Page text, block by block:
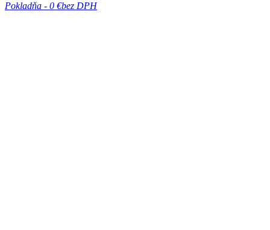
Pokladňa - 0 €bez DPH